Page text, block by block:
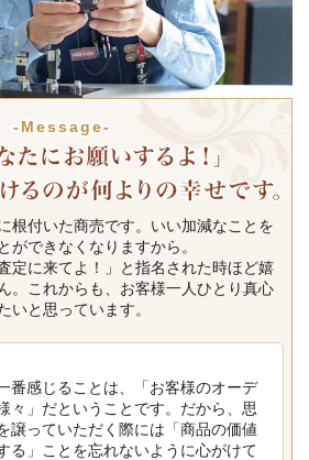
-Message-
根付いた商売です。いい加減なことを
ができなくなりますから。
定に来てよ！」と指名された時ほど嬉
。これからも、お客様一人ひとり真心
いと思っています。
番感じることは、「お客様のオーデ
々」だということです。だから、思
譲っていただく際には「商品の価値
る」ことを忘れないように心がけて